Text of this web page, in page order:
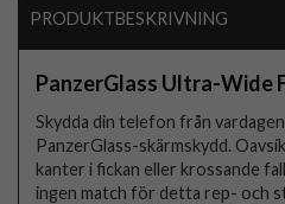
PRODUKTBESKRIVNING
PanzerGlass Ultra-Wide
Skydda din telefon från
PanzerGlass-skärmskydd.
kanter i fickan eller krossande
ingen match för detta rep- och